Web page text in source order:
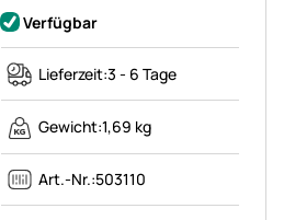
Verfügbar
Lieferzeit:3 - 6 Tage
Gewicht:1,69 kg
Art.-Nr.:503110